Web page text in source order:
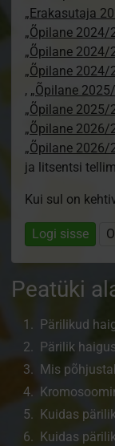
„Erakasutaja
„Õpilane 2024/
„Õpilane 2024/
„Õpilane 2024/
, „Õpilane
„Õpilane 2025/
„Õpilane 2026/
„Õpilane 2026/
ja litsentsi
Kui sul on
Logi sisse
Peatüki
Pärilikud
Pärilik
Mis
Kuidas
Kuidas